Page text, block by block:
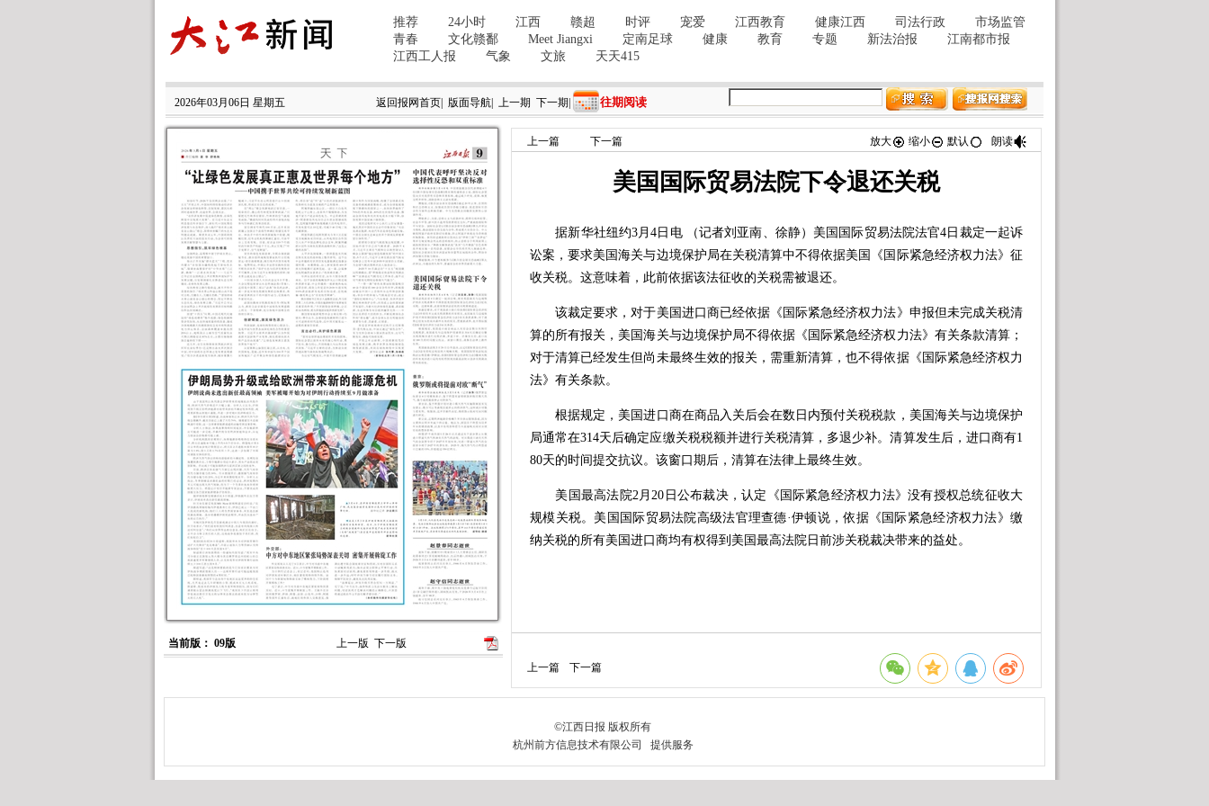
2026年03月06日 星期五 返回报网首页 版面导航 上一期 下一期 往期阅读
当前版： 09版 上一版 下一版
上一篇 下一篇 放大 缩小 默认 朗读
美国国际贸易法院下令退还关税
据新华社纽约3月4日电 （记者刘亚南、徐静）美国国际贸易法院法官4日裁定一起诉
讼案，要求美国海关与边境保护局在关税清算中不得依据美国《国际紧急经济权力法》征
收关税。这意味着，此前依据该法征收的关税需被退还。
该裁定要求，对于美国进口商已经依据《国际紧急经济权力法》申报但未完成关税清
算的所有报关，美国海关与边境保护局不得依据《国际紧急经济权力法》有关条款清算；
对于清算已经发生但尚未最终生效的报关，需重新清算，也不得依据《国际紧急经济权力
法》有关条款。
根据规定，美国进口商在商品入关后会在数日内预付关税税款，美国海关与边境保护
局通常在314天后确定应缴关税税额并进行关税清算，多退少补。清算发生后，进口商有1
80天的时间提交抗议。该窗口期后，清算在法律上最终生效。
美国最高法院2月20日公布裁决，认定《国际紧急经济权力法》没有授权总统征收大
规模关税。美国国际贸易法院高级法官理查德·伊顿说，依据《国际紧急经济权力法》缴
纳关税的所有美国进口商均有权得到美国最高法院日前涉关税裁决带来的益处。
上一篇 下一篇